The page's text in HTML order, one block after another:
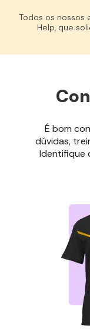
Todos os
Help, que
É bom
dúvidas,
Identifique